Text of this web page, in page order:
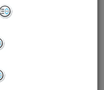
อมูลให้ถูกต้องมากที่สุด
การพิมพ์ครั้งล่าสุด
อผิดพลาด / แนะนำ